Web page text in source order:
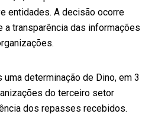
entidades. A decisão ocorre
a transparência das informações
determinação de Dino, em 3
do terceiro setor
dos repasses recebidos.